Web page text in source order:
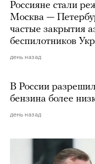
Россияне стали
Москва —
частые закрытия
беспилотников
день назад
В России
бензина более
день назад